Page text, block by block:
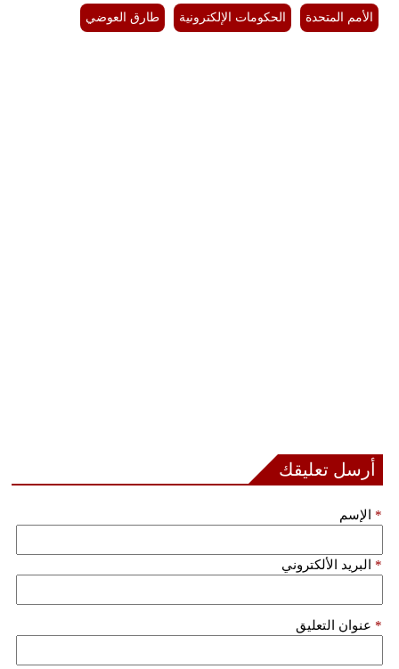
الأمم المتحدة الحكومات الإلكترونية طارق العوضي
أرسل تعليقك
الإسم *
البريد الألكتروني *
عنوان التعليق *